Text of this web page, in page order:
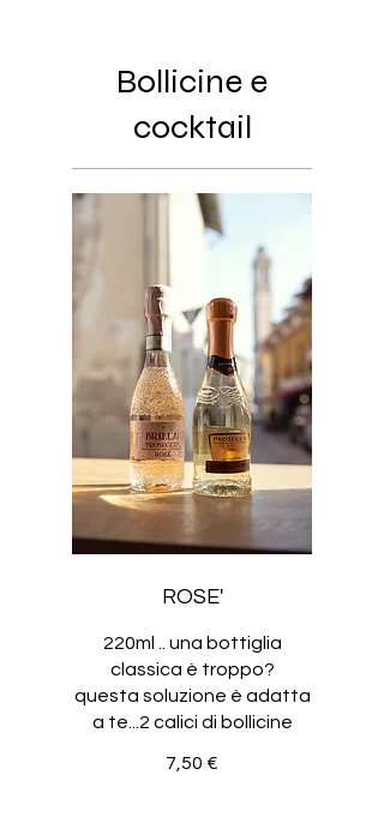
Bollicine e
cocktail
ROSE'
220ml .. una bottiglia
classica è troppo?
questa soluzione è adatta
a te...2 calici di bollicine
7,50 €